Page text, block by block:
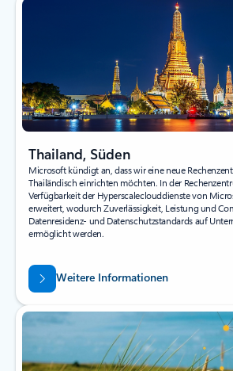
Thailand, Süden
Microsoft kündigt an, dass wir eine neue
Thailändisch einrichten möchten. In der
Verfügbarkeit der Hyperscaleclouddienste von
erweitert, wodurch Zuverlässigkeit, Leistung und
Datenresidenz- und Datenschutzstandards auf
ermöglicht werden.
Weitere Informationen